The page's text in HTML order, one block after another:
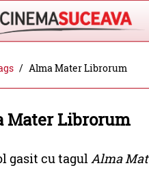
Alma Mater Librorum
Mater Librorum
gasit cu tagulAlma